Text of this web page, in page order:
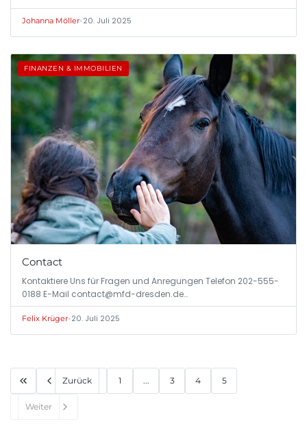
Johanna Möller•20. Juli 2025
FINANZEN & IMMOBILIEN
Contact
Kontaktiere Uns für Fragen und Anregungen Telefon 202-555-
0188 E-Mail contact@mfd-dresden.de…
Felix Krüger•20. Juli 2025
Zurück 1 ... 3 4 5
Weiter